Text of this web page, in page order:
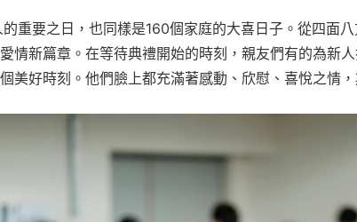
重要之日，也同樣是160個家庭的大喜日子。從四面
情新篇章。在等待典禮開始的時刻，親友們有的為新
美好時刻。他們臉上都充滿著感動、欣慰、喜悅之情